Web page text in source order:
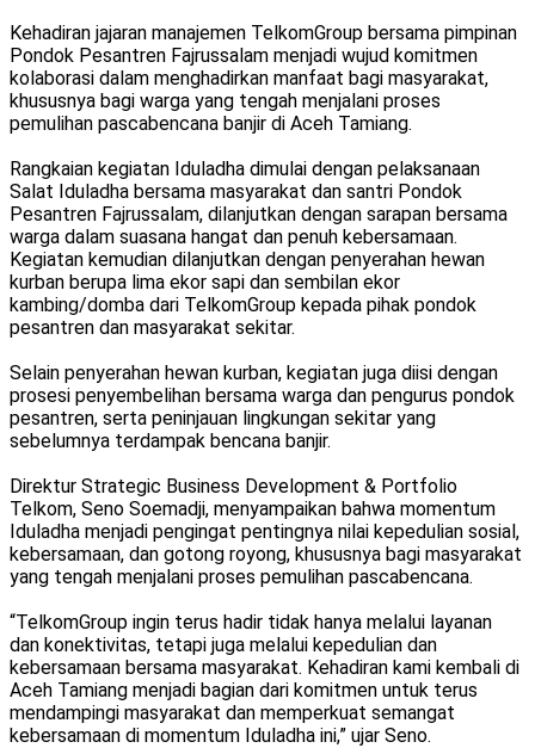
Kehadiran jajaran manajemen TelkomGroup bersama pimpinan
Pondok Pesantren Fajrussalam menjadi wujud komitmen
kolaborasi dalam menghadirkan manfaat bagi masyarakat,
khususnya bagi warga yang tengah menjalani proses
pemulihan pascabencana banjir di Aceh Tamiang.
Rangkaian kegiatan Iduladha dimulai dengan pelaksanaan
Salat Iduladha bersama masyarakat dan santri Pondok
Pesantren Fajrussalam, dilanjutkan dengan sarapan bersama
warga dalam suasana hangat dan penuh kebersamaan.
Kegiatan kemudian dilanjutkan dengan penyerahan hewan
kurban berupa lima ekor sapi dan sembilan ekor
kambing/domba dari TelkomGroup kepada pihak pondok
pesantren dan masyarakat sekitar.
Selain penyerahan hewan kurban, kegiatan juga diisi dengan
prosesi penyembelihan bersama warga dan pengurus pondok
pesantren, serta peninjauan lingkungan sekitar yang
sebelumnya terdampak bencana banjir.
Direktur Strategic Business Development & Portfolio
Telkom, Seno Soemadji, menyampaikan bahwa momentum
Iduladha menjadi pengingat pentingnya nilai kepedulian sosial,
kebersamaan, dan gotong royong, khususnya bagi masyarakat
yang tengah menjalani proses pemulihan pascabencana.
“TelkomGroup ingin terus hadir tidak hanya melalui layanan
dan konektivitas, tetapi juga melalui kepedulian dan
kebersamaan bersama masyarakat. Kehadiran kami kembali di
Aceh Tamiang menjadi bagian dari komitmen untuk terus
mendampingi masyarakat dan memperkuat semangat
kebersamaan di momentum Iduladha ini,” ujar Seno.